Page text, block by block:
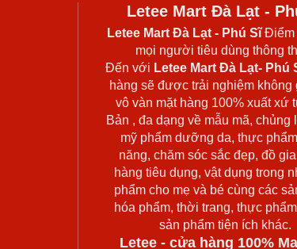
Letee Mart Đà Lạt -
Letee Mart Đà Lạt - Phú SĩĐiểm
mọi người tiêu dùng thông
Đến với Letee Mart Đà Lạt- Phú
hàng sẽ được trải nghiệm không
vô vàn mặt hàng 100% xuất xứ
Bản , đa dạng về mẫu mã, chủng
mỹ phẩm dưỡng da, thực
năng, chăm sóc sắc đẹp, đồ
hàng tiêu dụng, vật dụng trong
phẩm cho mẹ và bé cùng các
hóa phẩm, thời trang, thực
sản phẩm tiện ích khác.
Letee - cửa hàng 100%